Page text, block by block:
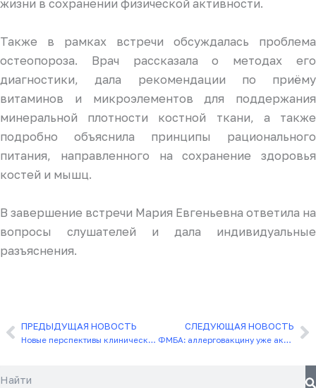
жизни в сохранении физической активности.
Также в рамках встречи обсуждалась проблема
остеопороза. Врач рассказала о методах его
диагностики, дала рекомендации по приёму
витаминов и микроэлементов для поддержания
минеральной плотности костной ткани, а также
подробно объяснила принципы рационального
питания, направленного на сохранение здоровья
костей и мышц.
В завершение встречи Мария Евгеньевна ответила на
вопросы слушателей и дала индивидуальные
разъяснения.
Назад
ПРЕДЫДУЩАЯ НОВОСТЬ
Новые перспективы клинической онкологии: препарат «Ракурс 223Ra», разработанный ФМБА России, внедрен в медицинскую практику
СЛЕДУЮЩАЯ НОВОСТЬ
ФМБА: аллерговакцину уже активно вводят пациентам